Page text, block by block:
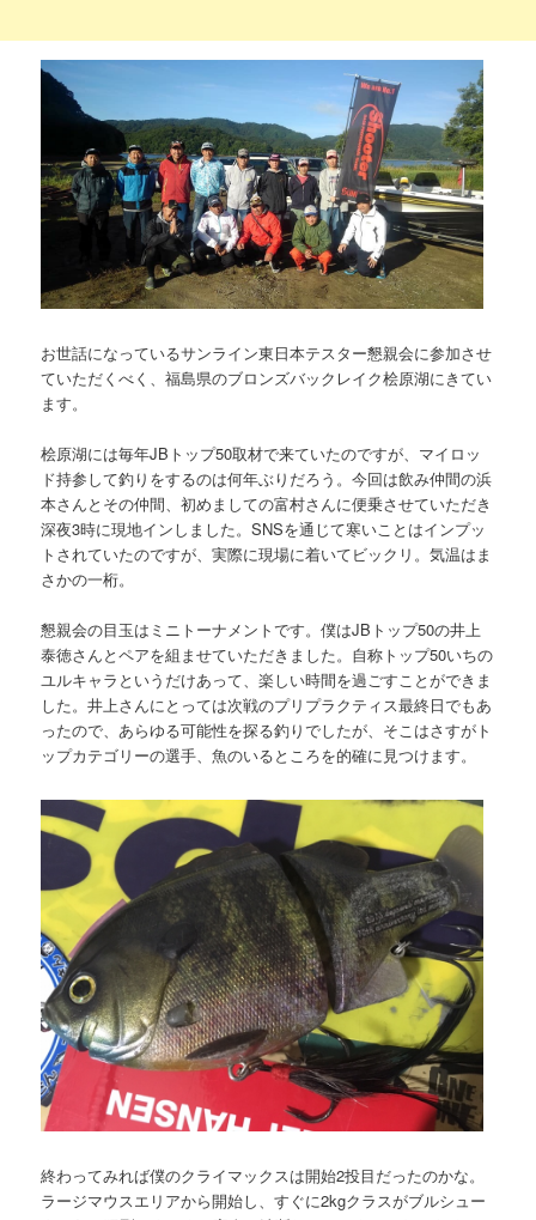
お世話になっているサンライン東日本テスター懇親会に参加させ
ていただくべく、福島県のブロンズバックレイク桧原湖にきてい
ます。
桧原湖には毎年JBトップ50取材で来ていたのですが、マイロッ
ド持参して釣りをするのは何年ぶりだろう。今回は飲み仲間の浜
本さんとその仲間、初めましての富村さんに便乗させていただき
深夜3時に現地インしました。SNSを通じて寒いことはインプッ
トされていたのですが、実際に現場に着いてビックリ。気温はま
さかの一桁。
懇親会の目玉はミニトーナメントです。僕はJBトップ50の井上
泰徳さんとペアを組ませていただきました。自称トップ50いちの
ユルキャラというだけあって、楽しい時間を過ごすことができま
した。井上さんにとっては次戦のプリプラクティス最終日でもあ
ったので、あらゆる可能性を探る釣りでしたが、そこはさすがト
ップカテゴリーの選手、魚のいるところを的確に見つけます。
終わってみれば僕のクライマックスは開始2投目だったのかな。
ラージマウスエリアから開始し、すぐに2kgクラスがブルシュー